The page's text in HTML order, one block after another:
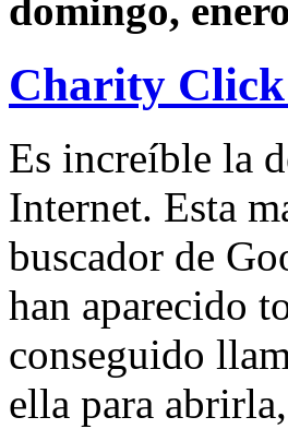
domingo,
Charity Click
Es increíble la
Internet. Esta
buscador de
han aparecido
conseguido
ella para